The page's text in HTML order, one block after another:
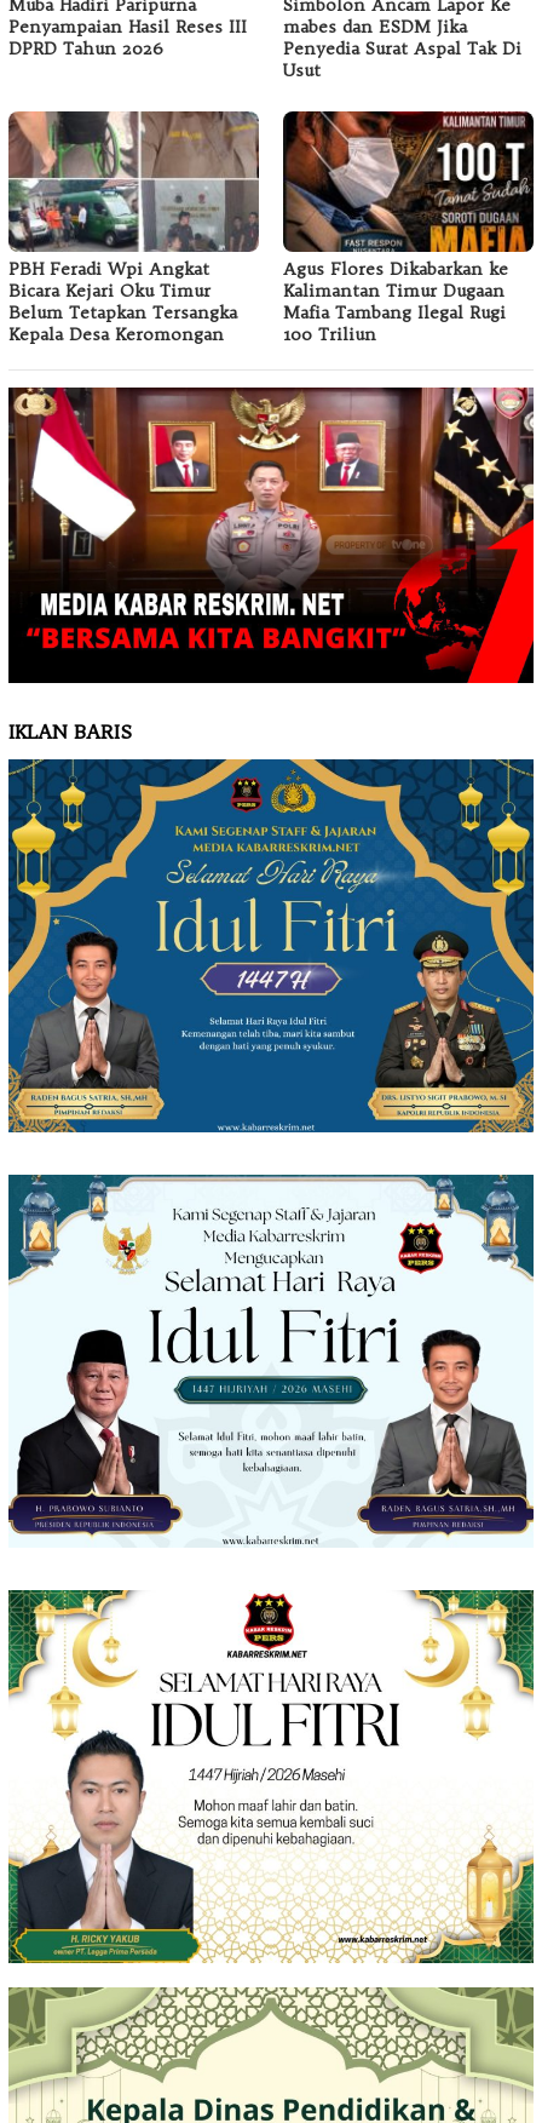
Muba Hadiri Paripurna
Penyampaian Hasil Reses III
DPRD Tahun 2026
Simbolon Ancam Lapor Ke
mabes dan ESDM Jika
Penyedia Surat Aspal Tak Di
Usut
PBH Feradi Wpi Angkat
Bicara Kejari Oku Timur
Belum Tetapkan Tersangka
Kepala Desa Keromongan
Agus Flores Dikabarkan ke
Kalimantan Timur Dugaan
Mafia Tambang Ilegal Rugi
100 Triliun
IKLAN BARIS